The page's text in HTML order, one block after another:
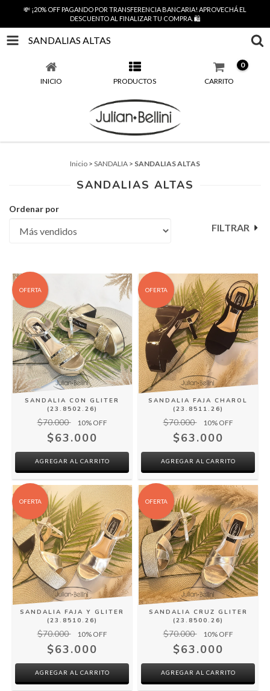
💸 ¡20% OFF PAGANDO POR TRANSFERENCIA BANCARIA! APROVECHÁ EL
DESCUENTO AL FINALIZAR TU COMPRA. 🛍️
SANDALIAS ALTAS
INICIO PRODUCTOS CARRITO
0
Inicio > SANDALIA > SANDALIAS ALTAS
SANDALIAS ALTAS
Ordenar por
FILTRAR
OFERTA
SANDALIA CON GLITER
(23.8502.26)
$70.000 10% OFF
$63.000
AGREGAR AL CARRITO
OFERTA
SANDALIA FAJA CHAROL
(23.8511.26)
$70.000 10% OFF
$63.000
AGREGAR AL CARRITO
OFERTA
SANDALIA FAJA Y GLITER
(23.8510.26)
$70.000 10% OFF
$63.000
AGREGAR AL CARRITO
OFERTA
SANDALIA CRUZ GLITER
(23.8500.26)
$70.000 10% OFF
$63.000
AGREGAR AL CARRITO